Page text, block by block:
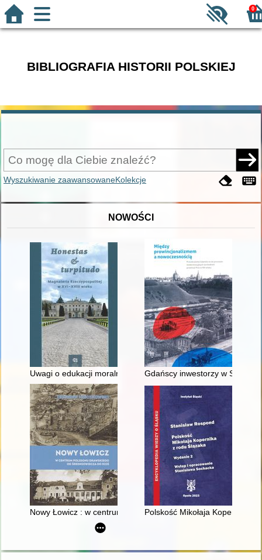
0
BIBLIOGRAFIA HISTORII POLSKIEJ
Wyszukiwanie zaawansowaneKolekcje
NOWOŚCI
Uwagi o edukacji moralnej synów szlacheckich w XVI-
Gdańscy inwestorzy w
Nowy Łowicz : w centrum poligonu drawskiego od
Polskość Mikołaja Kopernika z